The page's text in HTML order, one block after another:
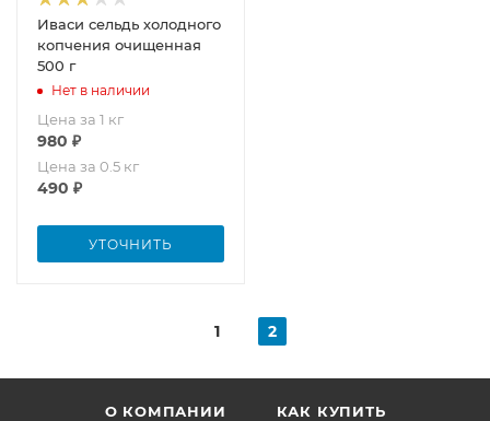
Иваси сельдь холодного
копчения очищенная
500 г
Нет в наличии
Цена за 1 кг
980 ₽
Цена за 0.5 кг
490 ₽
УТОЧНИТЬ
1 2
О КОМПАНИИ КАК КУПИТЬ